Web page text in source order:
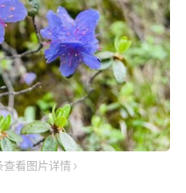
查看图片详情